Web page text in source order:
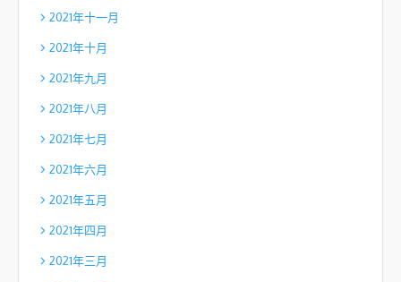
2021年十一月
2021年十月
2021年九月
2021年八月
2021年七月
2021年六月
2021年五月
2021年四月
2021年三月